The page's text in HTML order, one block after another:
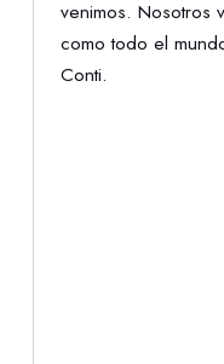
venimos. Nosotros
como todo el
Conti.